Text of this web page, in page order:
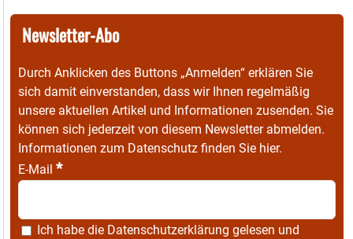
Newsletter-Abo
Durch Anklicken des Buttons „Anmelden“ erklären Sie
sich damit einverstanden, dass wir Ihnen regelmäßig
unsere aktuellen Artikel und Informationen zusenden. Sie
können sich jederzeit von diesem Newsletter abmelden.
Informationen zum Datenschutz finden Sie hier.
E-Mail *
Ich habe die Datenschutzerklärung gelesen und